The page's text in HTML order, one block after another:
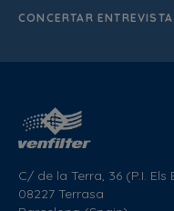
C/ de la Terra, 36 (P.I. Els
08227 Terrasa
CONCERTAR ENTREVISTA